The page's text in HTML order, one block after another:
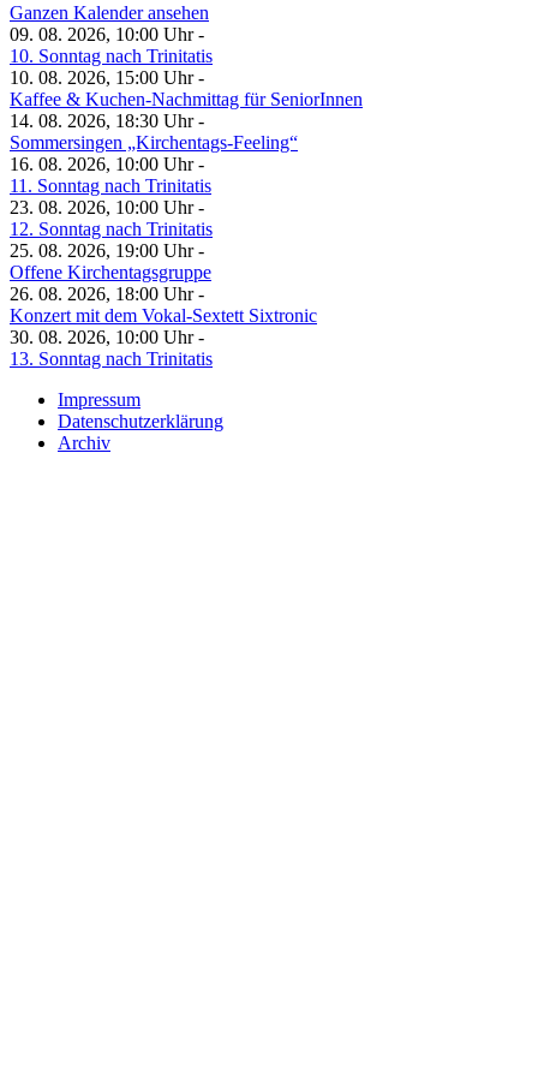
Ganzen Kalender ansehen
09. 08. 2026, 10:00 Uhr -
10. Sonntag nach Trinitatis
10. 08. 2026, 15:00 Uhr -
Kaffee & Kuchen-Nachmittag für SeniorInnen
14. 08. 2026, 18:30 Uhr -
Sommersingen „Kirchentags-Feeling“
16. 08. 2026, 10:00 Uhr -
11. Sonntag nach Trinitatis
23. 08. 2026, 10:00 Uhr -
12. Sonntag nach Trinitatis
25. 08. 2026, 19:00 Uhr -
Offene Kirchentagsgruppe
26. 08. 2026, 18:00 Uhr -
Konzert mit dem Vokal-Sextett Sixtronic
30. 08. 2026, 10:00 Uhr -
13. Sonntag nach Trinitatis
Impressum
Datenschutzerklärung
Archiv